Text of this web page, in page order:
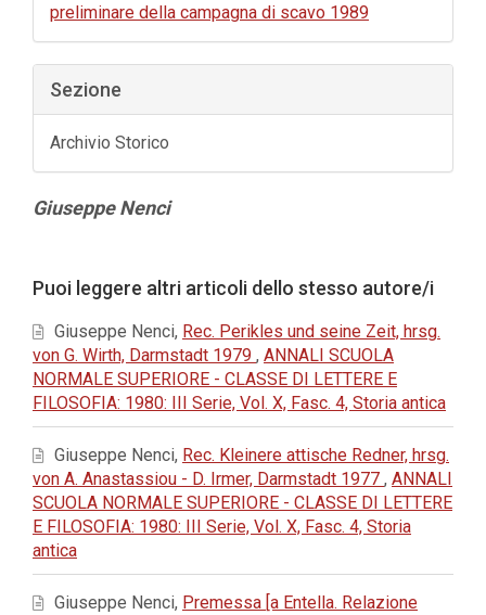
preliminare della campagna di scavo 1989
Sezione
Archivio Storico
Contenuto
Giuseppe Nenci
dell'articolo
Puoi leggere altri articoli dello stesso autore/i
Giuseppe Nenci, Rec. Perikles und seine Zeit, hrsg.
von G. Wirth, Darmstadt 1979 , ANNALI SCUOLA
NORMALE SUPERIORE - CLASSE DI LETTERE E
FILOSOFIA: 1980: III Serie, Vol. X, Fasc. 4, Storia antica
Giuseppe Nenci, Rec. Kleinere attische Redner, hrsg.
von A. Anastassiou - D. Irmer, Darmstadt 1977 , ANNALI
SCUOLA NORMALE SUPERIORE - CLASSE DI LETTERE
E FILOSOFIA: 1980: III Serie, Vol. X, Fasc. 4, Storia
antica
Giuseppe Nenci, Premessa [a Entella. Relazione